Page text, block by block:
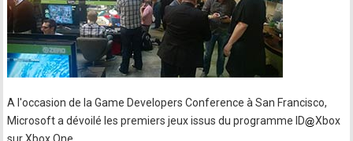
A l'occasion de la Game Developers Conference à San Francisco,
Microsoft a dévoilé les premiers jeux issus du programme ID
Xbox